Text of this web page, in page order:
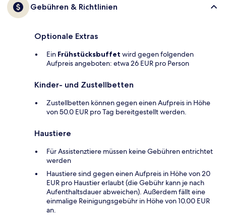
Gebühren & Richtlinien
Optionale Extras
Ein Frühstücksbuffet wird gegen folgenden
Aufpreis angeboten: etwa 26 EUR pro Person
Kinder- und Zustellbetten
Zustellbetten können gegen einen Aufpreis in Höhe
von 50.0 EUR pro Tag bereitgestellt werden.
Haustiere
Für Assistenztiere müssen keine Gebühren entrichtet
werden
Haustiere sind gegen einen Aufpreis in Höhe von 20
EUR pro Haustier erlaubt (die Gebühr kann je nach
Aufenthaltsdauer abweichen). Außerdem fällt eine
einmalige Reinigungsgebühr in Höhe von 10.00 EUR
an.